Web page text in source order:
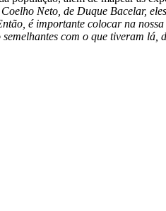
Neto, de Duque Bacelar,
é importante colocar na
com o que tiveram lá,